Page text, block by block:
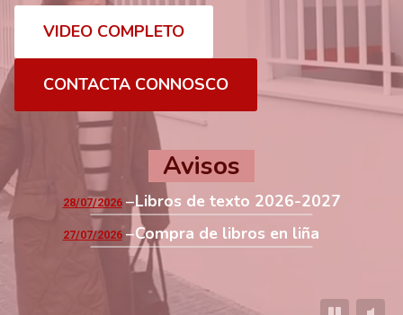
VIDEO COMPLETO
CONTACTA CONNOSCO
Avisos
28/07/2026 Libros de texto 2026-2027
27/07/2026 Compra de libros en liña